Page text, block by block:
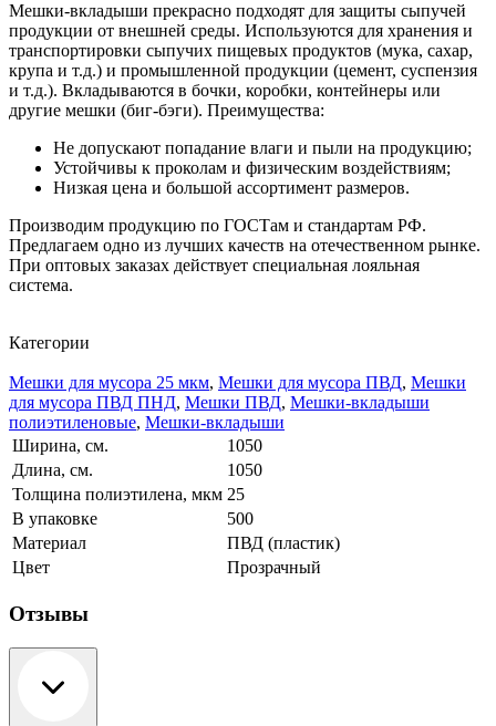
Мешки-вкладыши прекрасно подходят для защиты сыпучей
продукции от внешней среды. Используются для хранения и
транспортировки сыпучих пищевых продуктов (мука, сахар,
крупа и т.д.) и промышленной продукции (цемент, суспензия
и т.д.). Вкладываются в бочки, коробки, контейнеры или
другие мешки (биг-бэги). Преимущества:
Не допускают попадание влаги и пыли на продукцию;
Устойчивы к проколам и физическим воздействиям;
Низкая цена и большой ассортимент размеров.
Производим продукцию по ГОСТам и стандартам РФ.
Предлагаем одно из лучших качеств на отечественном рынке.
При оптовых заказах действует специальная лояльная
система.
Категории
Мешки для мусора 25 мкм, Мешки для мусора ПВД, Мешки
для мусора ПВД ПНД, Мешки ПВД, Мешки-вкладыши
полиэтиленовые, Мешки-вкладыши
Ширина, см.
1050
Длина, см.
1050
Толщина полиэтилена, мкм 25
В упаковке
500
Материал
ПВД (пластик)
Цвет
Прозрачный
Отзывы